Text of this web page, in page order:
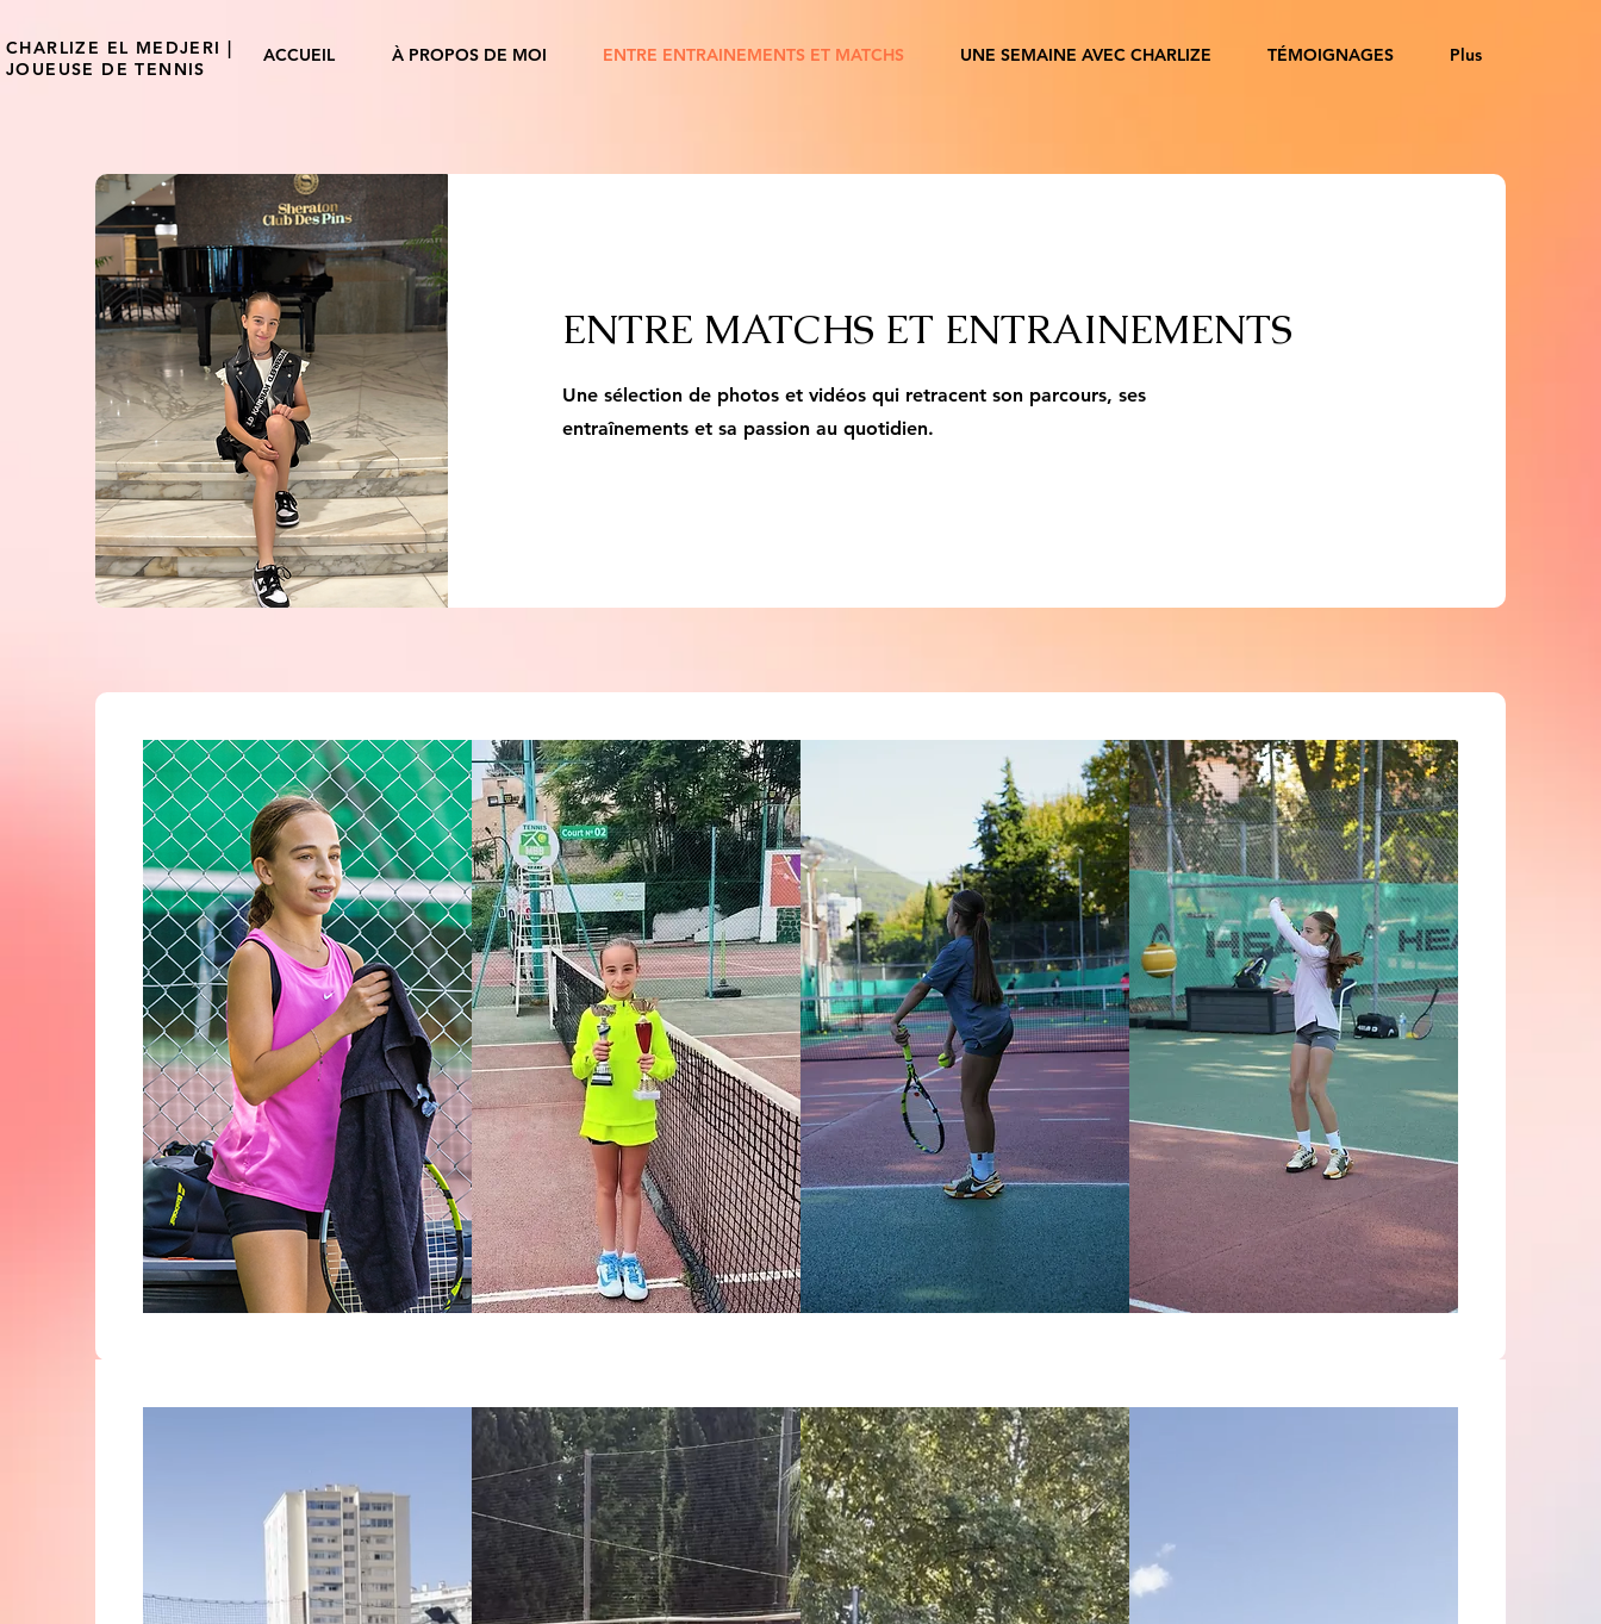
CHARLIZE EL MEDJERI |
JOUEUSE DE TENNIS
ACCUEIL À PROPOS DE MOI ENTRE ENTRAINEMENTS ET MATCHS UNE SEMAINE AVEC CHARLIZE TÉMOIGNAGES Plus
ENTRE MATCHS ET ENTRAINEMENTS
Une sélection de photos et vidéos qui retracent son parcours, ses
entraînements et sa passion au quotidien.